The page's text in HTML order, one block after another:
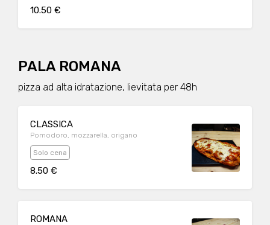
10.50 €
PALA ROMANA
pizza ad alta idratazione, lievitata per 48h
CLASSICA
Pomodoro, mozzarella, origano
Solo cena
8.50 €
ROMANA